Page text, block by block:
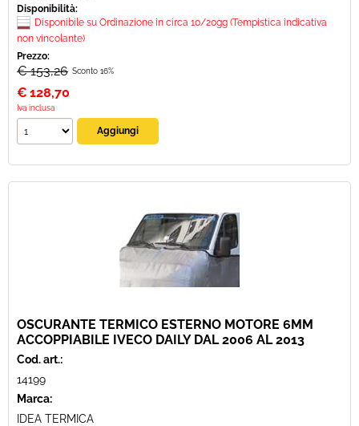
Disponibilità:
Disponibile su Ordinazione in circa 10/20gg (Tempistica indicativa
non vincolante)
Prezzo:
€ 153,26 Sconto 16%
€ 128,70
Iva inclusa
OSCURANTE TERMICO ESTERNO MOTORE 6MM
ACCOPPIABILE IVECO DAILY DAL 2006 AL 2013
Cod. art.:
14199
Marca:
IDEA TERMICA